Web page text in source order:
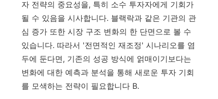
자 전략의 중요성을, 특히 소수 투자자에게 기회가
될 수 있음을 시사합니다. 블랙락과 같은 기관의 관
심 증가 또한 시장 구조 변화의 한 단면으로 볼 수
있습니다. 따라서 '전면적인 재조정' 시나리오를 염
두에 둔다면, 기존의 성공 방식에 얽매이기보다는
변화에 대한 예측과 분석을 통해 새로운 투자 기회
를 모색하는 전략이 필요합니다 B.